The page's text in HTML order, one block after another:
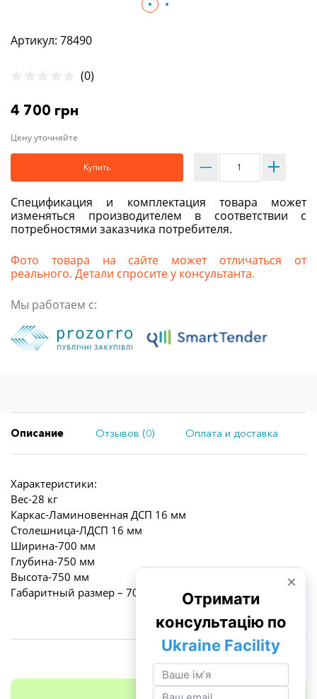
Артикул: 78490
(0)
4 700 грн
Цену уточняйте
Купить
Спецификация и комплектация товара может
изменяться производителем в соответствии с
потребностями заказчика потребителя.
Фото товара на сайте может отличаться от
реального. Детали спросите у консультанта.
Мы работаем с:
Описание Отзывов (0) Оплата и доставка
Характеристики:
Вес-28 кг
Каркас-Ламиновенная ДСП 16 мм
Столешница-ЛДСП 16 мм
Ширина-700 мм
Глубина-750 мм
Высота-750 мм
Габаритный размер – 700х750х750 мм.